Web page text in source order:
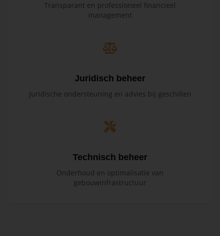
Transparant en professioneel financieel
management
Juridisch beheer
Juridische ondersteuning en advies bij geschillen
Technisch beheer
Onderhoud en optimalisatie van
gebouwinfrastructuur